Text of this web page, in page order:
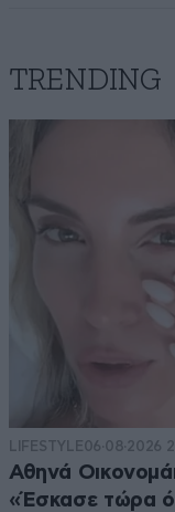
TRENDING
LIFESTYLE06·08·2026
Αθηνά
«Έσκασε τώρα